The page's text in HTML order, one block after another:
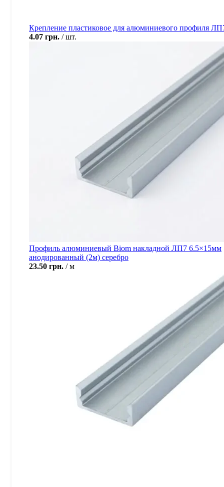
Крепление пластиковое для алюминиевого профиля
4.07 грн. шт.
Профиль алюминиевый Biom накладной ЛП7 6.5×15мм
анодированный (2м) серебро
23.50 грн. м